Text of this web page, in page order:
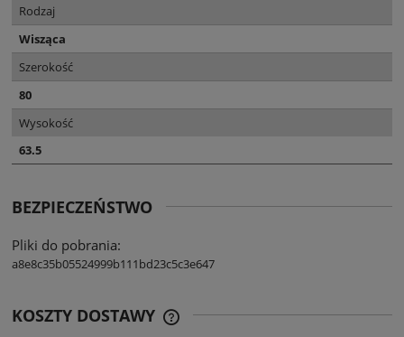
Rodzaj
Wisząca
Szerokość
80
Wysokość
63.5
BEZPIECZEŃSTWO
Pliki do pobrania:
a8e8c35b05524999b111bd23c5c3e647
KOSZTY DOSTAWY